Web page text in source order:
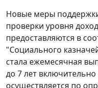
Новые меры
проверки уровня
предоставляются в
"Социального
стала ежемесячная
до 7 лет включительно
осуществляется по